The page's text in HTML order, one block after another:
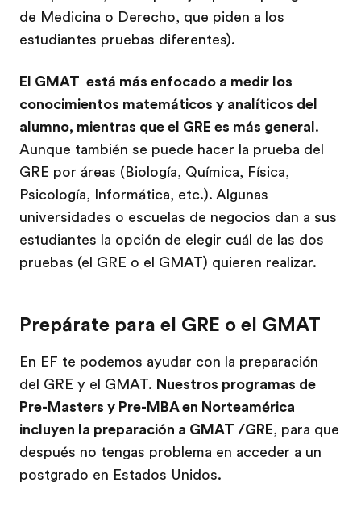
de Medicina o Derecho, que piden a los
estudiantes pruebas diferentes).
El GMAT está más enfocado a medir los
conocimientos matemáticos y analíticos del
alumno, mientras que el GRE es más general.
Aunque también se puede hacer la prueba del
GRE por áreas (Biología, Química, Física,
Psicología, Informática, etc.). Algunas
universidades o escuelas de negocios dan a sus
estudiantes la opción de elegir cuál de las dos
pruebas (el GRE o el GMAT) quieren realizar.
Prepárate para el GRE o el GMAT
En EF te podemos ayudar con la preparación
del GRE y el GMAT. Nuestros programas de
Pre-Masters y Pre-MBA en Norteamérica
incluyen la preparación a GMAT /GRE, para que
después no tengas problema en acceder a un
postgrado en Estados Unidos.